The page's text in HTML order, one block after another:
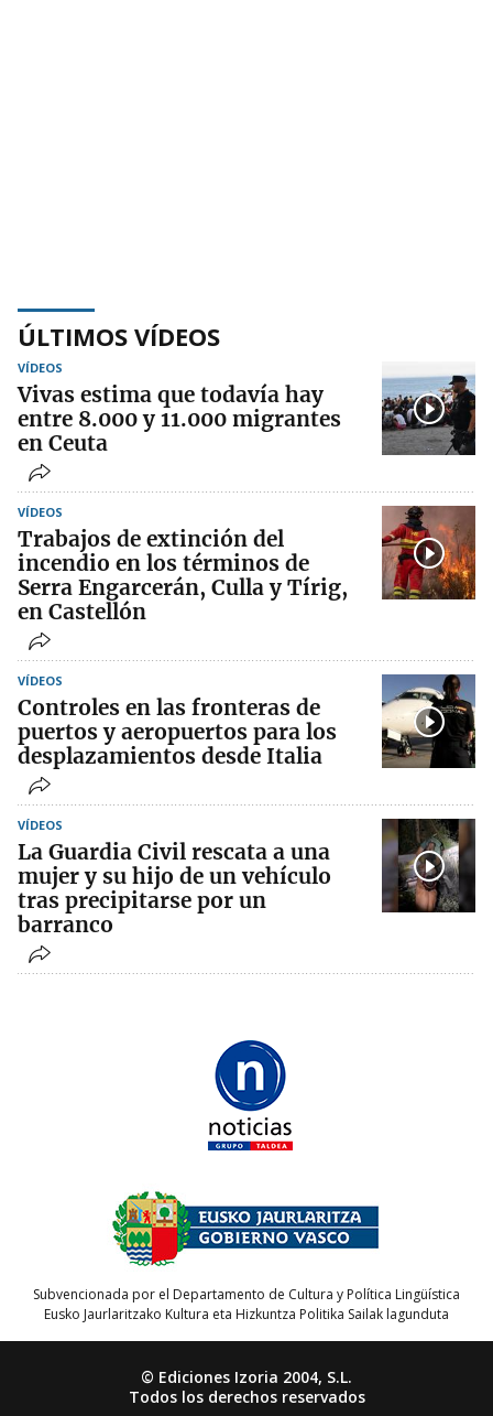
ÚLTIMOS VÍDEOS
VÍDEOS
Vivas estima que todavía hay
entre 8.000 y 11.000 migrantes
en Ceuta
VÍDEOS
Trabajos de extinción del
incendio en los términos de
Serra Engarcerán, Culla y Tírig,
en Castellón
VÍDEOS
Controles en las fronteras de
puertos y aeropuertos para los
desplazamientos desde Italia
VÍDEOS
La Guardia Civil rescata a una
mujer y su hijo de un vehículo
tras precipitarse por un
barranco
Subvencionada por el Departamento de Cultura y Política Lingüística
Eusko Jaurlaritzako Kultura eta Hizkuntza Politika Sailak lagunduta
© Ediciones Izoria 2004, S.L.
Todos los derechos reservados